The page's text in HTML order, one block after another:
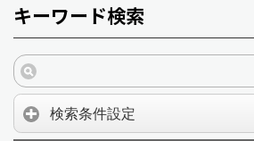
キーワード検索
検索条件設定